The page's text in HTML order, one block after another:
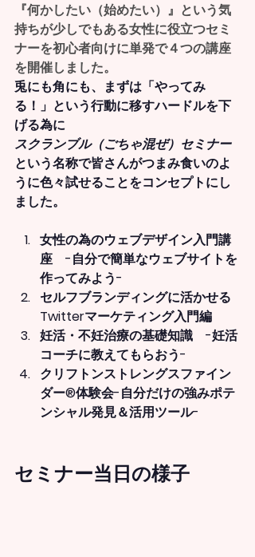
『何かしたい（始めたい）』 という気
持ちが少しでもある女性に役立つセミ
ナーを初心者向けに単発で４つの講座
を開催しました。
兎にも角にも、まずは「やってみ
る！」という行動に移すハードルを下
げる為に
スクランブル（ごちゃ混ぜ）セミナー
という名称で皆さんがつまみ食いのよ
うに色々試せることをコンセプトにし
ました。
女性の為のウェブデザイン入門講
座 -自分で簡単なウェブサイトを
作ってみよう-
セルフブランディングに活かせる
Twitterマーケティング入門編
妊活・不妊治療の基礎知識 -妊活
コーチに教えてもらおう-
クリフトンストレングスファイン
ダー®体験会-自分だけの強みポテ
ンシャル発見＆活用ツール-
セミナー当日の様子